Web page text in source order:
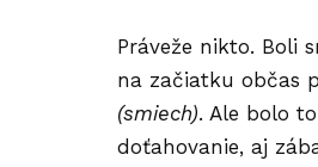
Práveže nikto. Boli
na začiatku občas
(smiech). Ale bolo
doťahovanie, aj